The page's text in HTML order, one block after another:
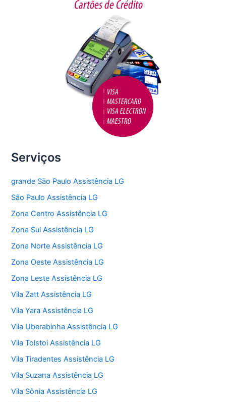
Serviços
grande São Paulo Assistência LG
São Paulo Assistência LG
Zona Centro Assistência LG
Zona Sul Assistência LG
Zona Norte Assistência LG
Zona Oeste Assistência LG
Zona Leste Assistência LG
Vila Zatt Assistência LG
Vila Yara Assistência LG
Vila Uberabinha Assistência LG
Vila Tolstoi Assistência LG
Vila Tiradentes Assistência LG
Vila Suzana Assistência LG
Vila Sônia Assistência LG